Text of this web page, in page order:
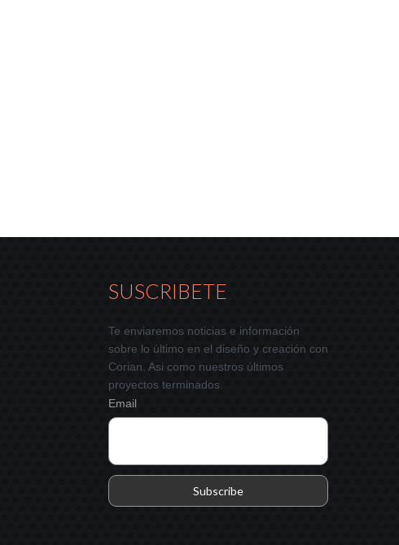
SUSCRIBETE
Te enviaremos noticias e información
sobre lo último en el diseño y creación con
Corian. Asi como nuestros últimos
proyectos terminados.
Email